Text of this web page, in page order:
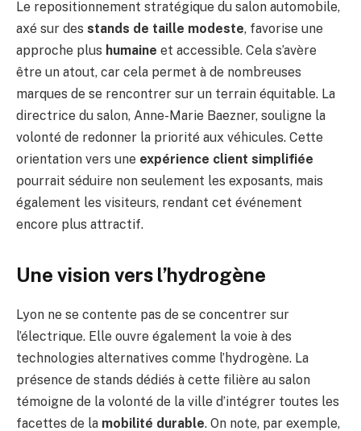
Le repositionnement stratégique du salon automobile,
axé sur des stands de taille modeste, favorise une
approche plus humaine et accessible. Cela s’avère
être un atout, car cela permet à de nombreuses
marques de se rencontrer sur un terrain équitable. La
directrice du salon, Anne-Marie Baezner, souligne la
volonté de redonner la priorité aux véhicules. Cette
orientation vers une expérience client simplifiée
pourrait séduire non seulement les exposants, mais
également les visiteurs, rendant cet événement
encore plus attractif.
Une vision vers l’hydrogène
Lyon ne se contente pas de se concentrer sur
l’électrique. Elle ouvre également la voie à des
technologies alternatives comme l’hydrogène. La
présence de stands dédiés à cette filière au salon
témoigne de la volonté de la ville d’intégrer toutes les
facettes de la mobilité durable. On note, par exemple,